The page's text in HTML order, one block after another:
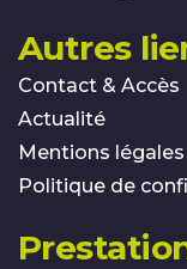
Autres
Contact & Accès
Actualité
Mentions légales
Politique de